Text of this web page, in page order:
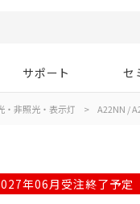
サポート セ
非照光・表示灯 > A22NN /
年06月受注終了予定